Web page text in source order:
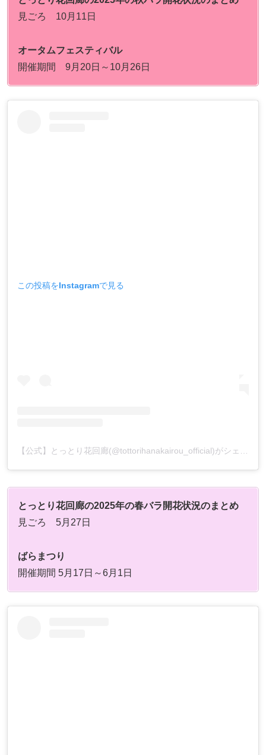
見ごろ 10月11日
オータムフェスティバル
開催期間 9月20日～10月26日
この投稿をInstagramで見る
【公式】とっとり花回廊(@tottorihanakairou_official)がシェアした投稿
とっとり花回廊の2025年の春バラ開花状況のまとめ
見ごろ 5月27日
ばらまつり
開催期間 5月17日～6月1日